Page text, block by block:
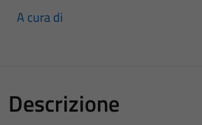
A cura di
Descrizione